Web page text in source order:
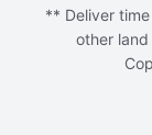
** Deliver
other